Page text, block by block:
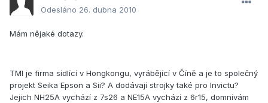
Odesláno 26. dubna 2010
Mám nějaké dotazy.
TMI je firma sídlící v Hongkongu, vyrábějící v Číně a je to společný
projekt Seika Epson a Sii? A dodávají strojky také pro Invictu?
Jejich NH25A vychází z 7s26 a NE15A vychází z 6r15, domnívám